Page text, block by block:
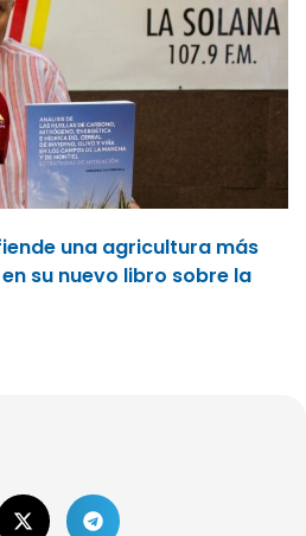
una agricultura más
su nuevo libro sobre la